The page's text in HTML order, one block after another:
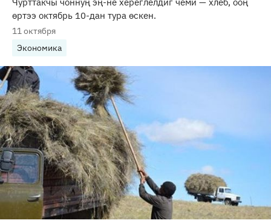
Чурттакчы чоннуң эң-не хереглелдиг чеми — хлеб, ооң
өртээ октябрь 10-дан тура өскен.
11 октября
Экономика